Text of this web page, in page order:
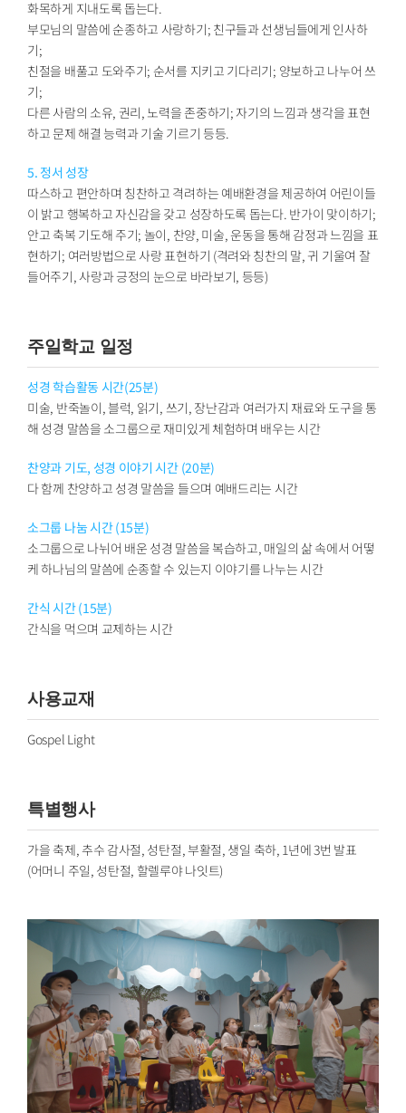
화목하게 지내도록 돕는다.
부모님의 말씀에 순종하고 사랑하기; 친구들과 선생님들에게 인사하
기;
친절을 배풀고 도와주기; 순서를 지키고 기다리기; 양보하고 나누어 쓰
기;
다른 사람의 소유, 권리, 노력을 존중하기; 자기의 느낌과 생각을 표현
하고 문제 해결 능력과 기술 기르기 등등.
5. 정서 성장
따스하고 편안하며 칭찬하고 격려하는 예배환경을 제공하여 어린이들
이 밝고 행복하고 자신감을 갖고 성장하도록 돕는다. 반가이 맞이하기;
안고 축복 기도해 주기; 놀이, 찬양, 미술, 운동을 통해 감정과 느낌을 표
현하기; 여러방법으로 사랑 표현하기 (격려와 칭찬의 말, 귀 기울여 잘
들어주기, 사랑과 긍정의 눈으로 바라보기, 등등)
주일학교 일정
성경 학습활동 시간(25분)
미술, 반죽놀이, 블럭, 읽기, 쓰기, 장난감과 여러가지 재료와 도구을 통
해 성경 말씀을 소그룹으로 재미있게 체험하며 배우는 시간
찬양과 기도, 성경 이야기 시간 (20분)
다 함께 찬양하고 성경 말씀을 들으며 예배드리는 시간
소그룹 나눔 시간 (15분)
소그룹으로 나뉘어 배운 성경 말씀을 복습하고, 매일의 삶 속에서 어떻
케 하나님의 말씀에 순종할 수 있는지 이야기를 나누는 시간
간식 시간 (15분)
간식을 먹으며 교제하는 시간
사용교재
Gospel Light
특별행사
가을 축제, 추수 감사절, 성탄절, 부활절, 생일 축하, 1년에 3번 발표
(어머니 주일, 성탄절, 할렐루야 나잇트)